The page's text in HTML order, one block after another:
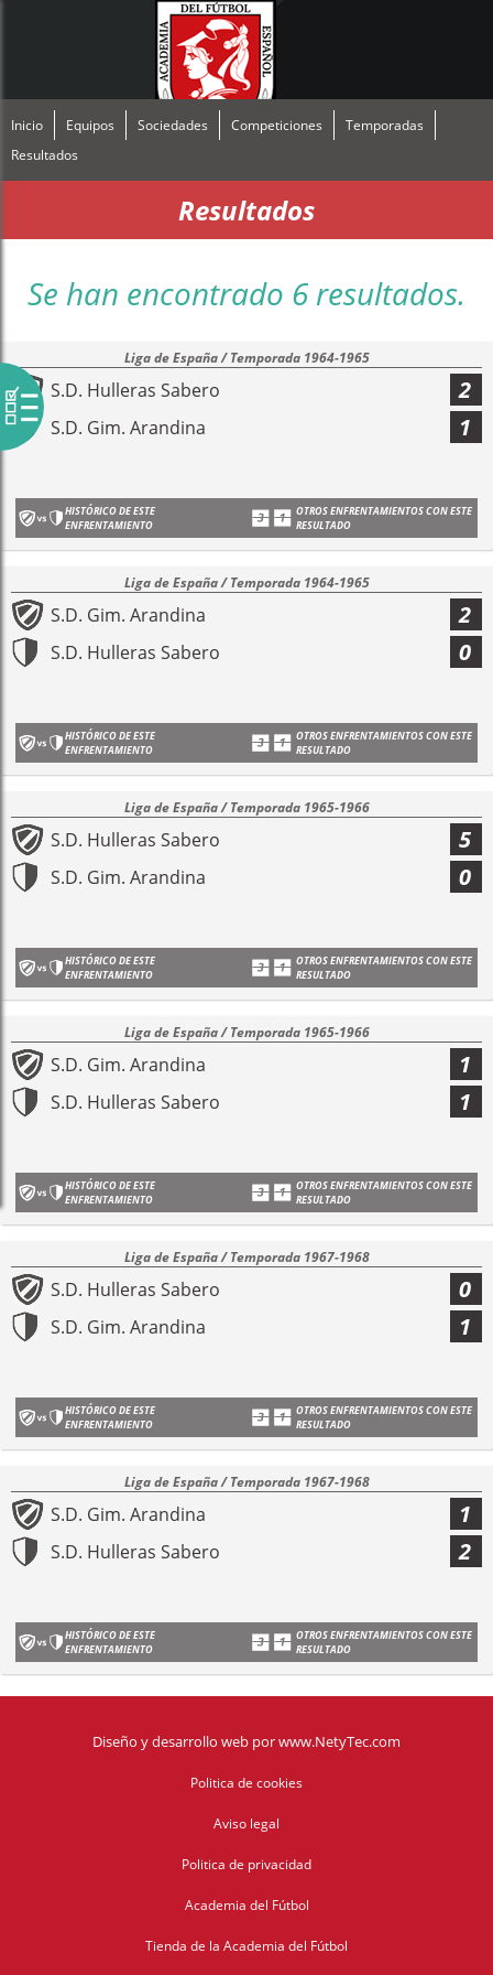
Inicio Equipos Sociedades Competiciones
Temporadas
Resultados
Resultados
Se han encontrado 6 resultados.
Liga de España / Temporada 1964-1965
S.D. Hulleras Sabero 2
S.D. Gim. Arandina 1
HISTÓRICO DE ESTE
ENFRENTAMIENTO
OTROS ENFRENTAMIENTOS CON ESTE
RESULTADO
Liga de España / Temporada 1964-1965
S.D. Gim. Arandina 2
S.D. Hulleras Sabero 0
HISTÓRICO DE ESTE
ENFRENTAMIENTO
OTROS ENFRENTAMIENTOS CON ESTE
RESULTADO
Liga de España / Temporada 1965-1966
S.D. Hulleras Sabero 5
S.D. Gim. Arandina 0
HISTÓRICO DE ESTE
ENFRENTAMIENTO
OTROS ENFRENTAMIENTOS CON ESTE
RESULTADO
Liga de España / Temporada 1965-1966
S.D. Gim. Arandina 1
S.D. Hulleras Sabero 1
HISTÓRICO DE ESTE
ENFRENTAMIENTO
OTROS ENFRENTAMIENTOS CON ESTE
RESULTADO
Liga de España / Temporada 1967-1968
S.D. Hulleras Sabero 0
S.D. Gim. Arandina 1
HISTÓRICO DE ESTE
ENFRENTAMIENTO
OTROS ENFRENTAMIENTOS CON ESTE
RESULTADO
Liga de España / Temporada 1967-1968
S.D. Gim. Arandina 1
S.D. Hulleras Sabero 2
HISTÓRICO DE ESTE
ENFRENTAMIENTO
OTROS ENFRENTAMIENTOS CON ESTE
RESULTADO
Diseño y desarrollo web porwww.NetyTec.com
Politica de cookies
Aviso legal
Politica de privacidad
Academia del Fútbol
Tienda de la Academia del Fútbol